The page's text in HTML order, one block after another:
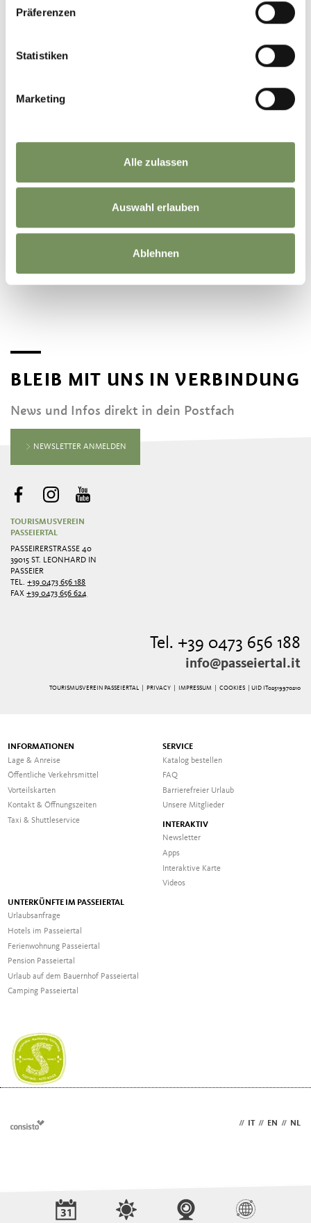
Präferenzen
Statistiken
Marketing
Alle zulassen
Auswahl erlauben
Ablehnen
©OpenStreetMapcontributors
BLEIB MIT UNS IN VERBINDUNG
News und Infos direkt in dein Postfach
NEWSLETTER ANMELDEN
TOURISMUSVEREIN
PASSEIERTAL
PASSEIRERSTRASSE 40
39015 ST. LEONHARD IN
PASSEIER
TEL.+39 0473 656 188
FAX+39 0473 656 624
Tel. +39 0473 656 188
info@passeiertal.it
TOURISMUSVEREIN PASSEIERTAL | PRIVACY| IMPRESSUM| COOKIES | UID IT02519970210
INFORMATIONEN
Lage & Anreise
Öffentliche Verkehrsmittel
Vorteilskarten
Kontakt & Öffnungszeiten
Taxi & Shuttleservice
SERVICE
Katalog bestellen
FAQ
Barrierefreier Urlaub
Unsere Mitglieder
INTERAKTIV
Newsletter
Apps
Interaktive Karte
Videos
UNTERKÜNFTE IM PASSEIERTAL
Urlaubsanfrage
Hotels im Passeiertal
Ferienwohnung Passeiertal
Pension Passeiertal
Urlaub auf dem Bauernhof Passeiertal
Camping Passeiertal
// IT // EN // NL